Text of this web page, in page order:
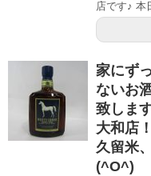
店です♪ 本
家にず
ないお
致しま
大和店
久留米
(^O^)